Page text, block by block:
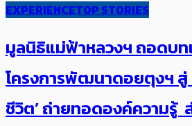
EXPERIENCETOP STORIES
มูลนิธิแม่ฟ้าหลวงฯ ถอดบท
โครงการพัฒนาดอยตุงฯ สู่
ชีวิต’ ถ่ายทอดองค์ความรู้